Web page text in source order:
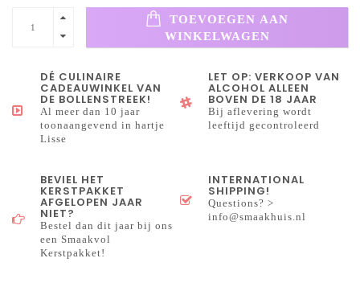
TOEVOEGEN AAN
WINKELWAGEN
DÉ CULINAIRE
CADEAUWINKEL VAN
DE BOLLENSTREEK!
Al meer dan 10 jaar
toonaangevend in hartje
Lisse
LET OP: VERKOOP VAN
ALCOHOL ALLEEN
BOVEN DE 18 JAAR
Bij aflevering wordt
leeftijd gecontroleerd
BEVIEL HET
KERSTPAKKET
AFGELOPEN JAAR
NIET?
Bestel dan dit jaar bij ons
een Smaakvol
Kerstpakket!
INTERNATIONAL
SHIPPING!
Questions? >
info@smaakhuis.nl